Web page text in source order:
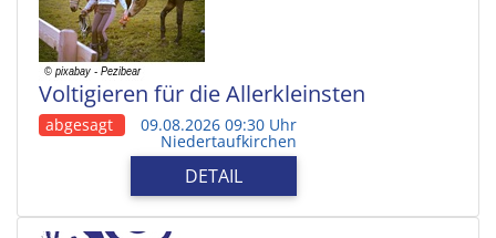
Voltigieren für die Allerkleinsten
abgesagt 09.08.2026 09:30 Uhr
Niedertaufkirchen
DETAIL